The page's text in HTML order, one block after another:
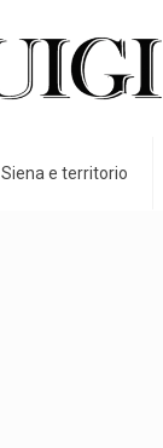
Siena e territorio